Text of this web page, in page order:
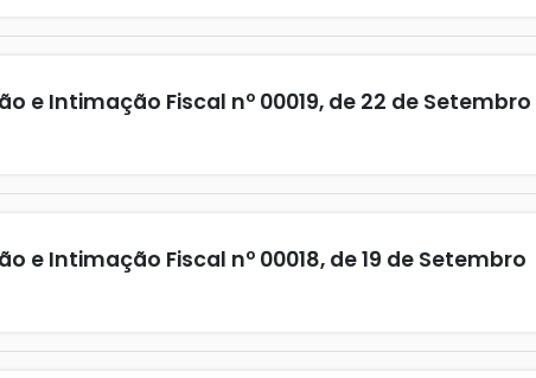
e Intimação Fiscal nº 00019, de 22 de Setembro
e Intimação Fiscal nº 00018, de 19 de Setembro